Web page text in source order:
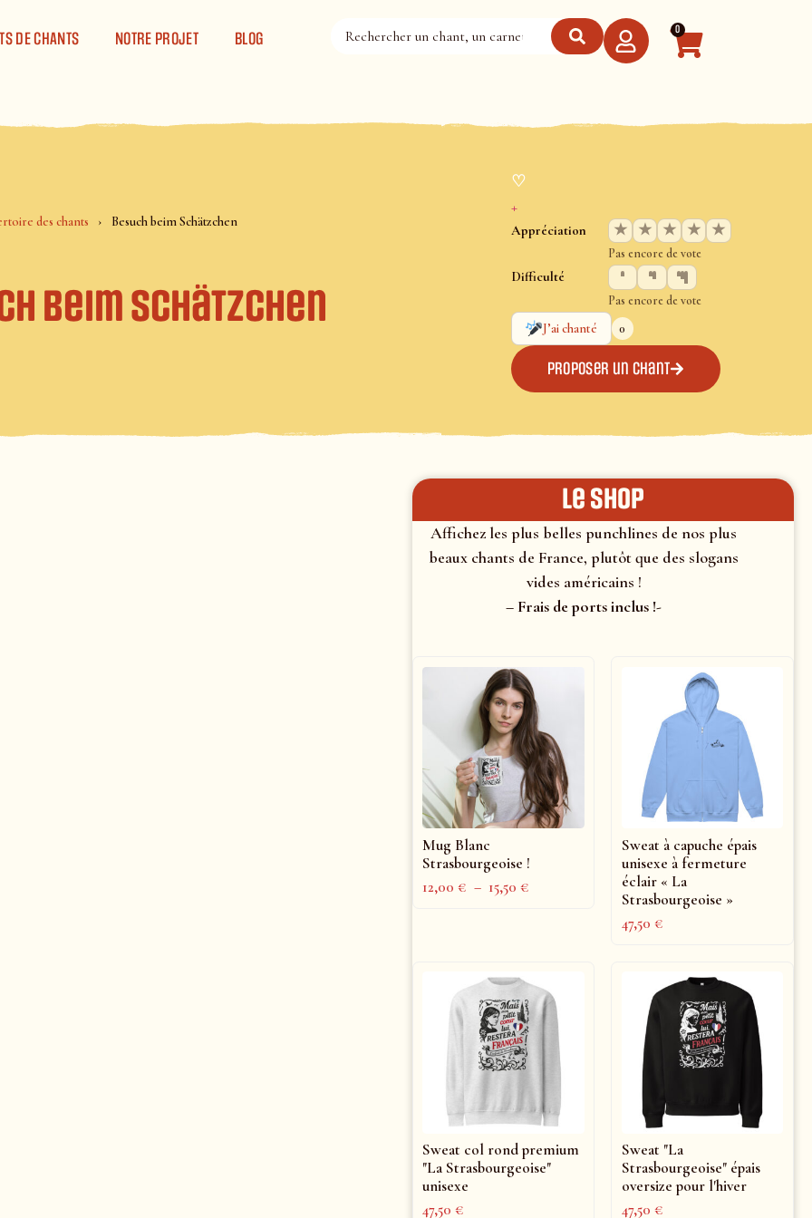
DE CHANTS NOTRE PROJET BLOG 0
des chants Besuch beim Schätzchen
beim Schätzchen
♡
+
Appréciation ★ ★ ★ ★ ★
Pas encore de vote
Difficulté
Pas encore de vote
J’ai chanté
0
Proposer un chant
le shop
Affichez les plus belles punchlines de nos plus
beaux chants de France, plutôt que des slogans
vides américains !
– Frais de ports inclus !-
Mug Blanc
Strasbourgeoise !
12,00€ – 15,50€
Sweat à capuche épais
unisexe à fermeture
éclair « La
Strasbourgeoise »
47,50€
Sweat col rond premium
"La Strasbourgeoise"
unisexe
47,50€
Sweat "La
Strasbourgeoise" épais
oversize pour l'hiver
47,50€